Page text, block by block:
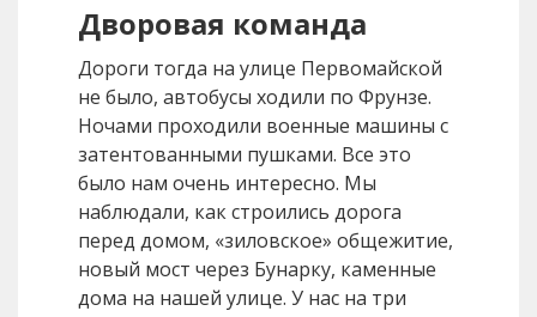
Дворовая команда
Дороги тогда на улице Первомайской
не было, автобусы ходили по Фрунзе.
Ночами проходили военные машины с
затентованными пушками. Все это
было нам очень интересно. Мы
наблюдали, как строились дорога
перед домом, «зиловское» общежитие,
новый мост через Бунарку, каменные
дома на нашей улице. У нас на три